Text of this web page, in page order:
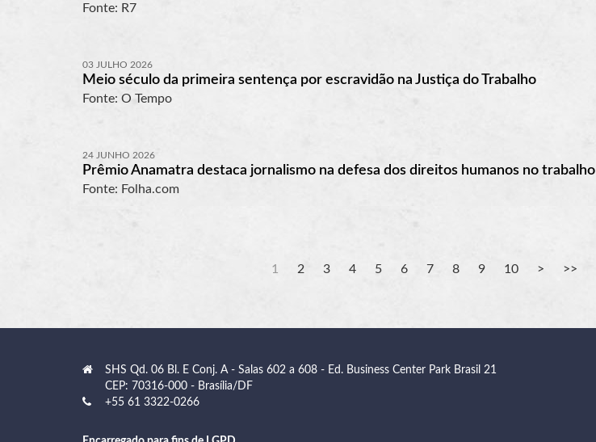
Fonte: R7
03 JULHO 2026
Meio século da primeira sentença por escravidão na Justiça do Trabalho
Fonte: O Tempo
24 JUNHO 2026
Prêmio Anamatra destaca jornalismo na defesa dos direitos humanos no trabalho
Fonte: Folha.com
1 2 3 4 5 6 7 8 9 10
SHS Qd. 06 Bl. E Conj. A - Salas 602 a 608 - Ed. Business Center Park Brasil 21
CEP: 70316-000 - Brasília/DF
+55 61 3322-0266